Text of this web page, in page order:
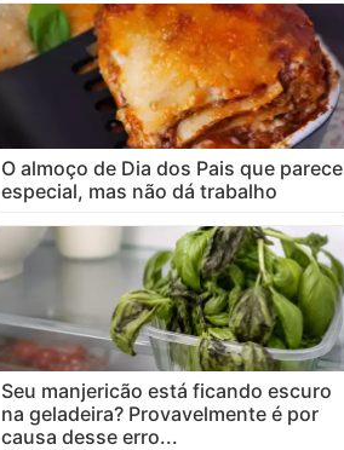
O almoço de Dia dos Pais que parece
especial, mas não dá trabalho
Seu manjericão está ficando escuro
na geladeira? Provavelmente é por
causa desse erro...